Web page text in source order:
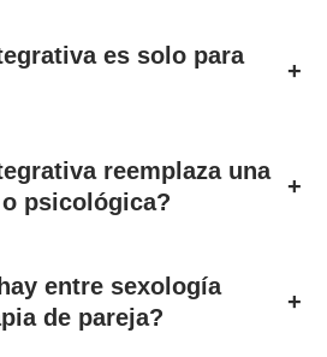
es solo para
+
reemplaza una
psicológica?
+
entre sexología
de pareja?
+